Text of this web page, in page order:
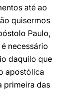
até ao
quisermos
Paulo,
necessário
daquilo que
apostólica
primeira das